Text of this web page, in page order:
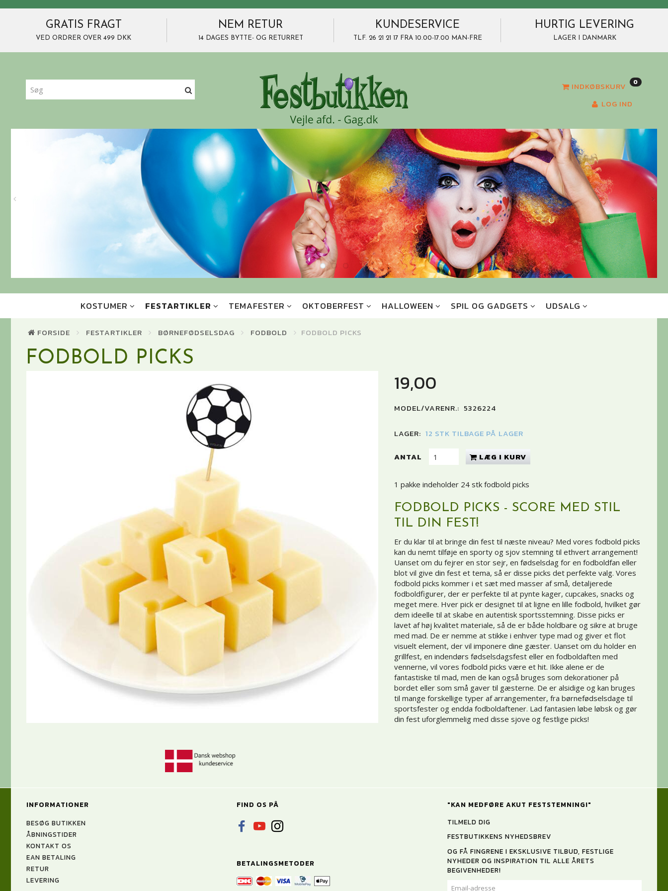
GRATIS FRAGT
VED ORDRER OVER 499 DKK
NEM RETUR
14 DAGES BYTTE- OG RETURRET
KUNDESERVICE
TLF. 26 21 21 17 FRA 10.00-17.00 MAN-FRE
HURTIG LEVERING
LAGER I DANMARK
INDKØBSKURV 0
LOG IND
KOSTUMER FESTARTIKLER TEMAFESTER OKTOBERFEST HALLOWEEN SPIL OG GADGETS UDSALG
FORSIDE FESTARTIKLER BØRNEFØDSELSDAG FODBOLD FODBOLD PICKS
FODBOLD PICKS
19,00
MODEL/VARENR.: 5326224
LAGER: 12 STK TILBAGE PÅ LAGER
ANTAL LÆG I KURV
1 pakke indeholder 24 stk fodbold picks
FODBOLD PICKS - SCORE MED STIL
TIL DIN FEST!
Er du klar til at bringe din fest til næste niveau? Med vores fodbold picks
kan du nemt tilføje en sporty og sjov stemning til ethvert arrangement!
Uanset om du fejrer en stor sejr, en fødselsdag for en fodboldfan eller
blot vil give din fest et tema, så er disse picks det perfekte valg. Vores
fodbold picks kommer i et sæt med masser af små, detaljerede
fodboldfigurer, der er perfekte til at pynte kager, cupcakes, snacks og
meget mere. Hver pick er designet til at ligne en lille fodbold, hvilket gør
dem ideelle til at skabe en autentisk sportsstemning. Disse picks er
lavet af høj kvalitet materiale, så de er både holdbare og sikre at bruge
med mad. De er nemme at stikke i enhver type mad og giver et flot
visuelt element, der vil imponere dine gæster. Uanset om du holder en
grillfest, en indendørs fødselsdagsfest eller en fodboldaften med
vennerne, vil vores fodbold picks være et hit. Ikke alene er de
fantastiske til mad, men de kan også bruges som dekorationer på
bordet eller som små gaver til gæsterne. De er alsidige og kan bruges
til mange forskellige typer af arrangementer, fra børnefødselsdage til
sportsfester og endda fodboldaftener. Lad fantasien løbe løbsk og gør
din fest uforglemmelig med disse sjove og festlige picks!
INFORMATIONER
BESØG BUTIKKEN
ÅBNINGSTIDER
KONTAKT OS
EAN BETALING
RETUR
LEVERING
FIND OS PÅ
BETALINGSMETODER
"KAN MEDFØRE AKUT FESTSTEMNING!"
TILMELD DIG
FESTBUTIKKENS NYHEDSBREV
OG FÅ FINGRENE I EKSKLUSIVE TILBUD, FESTLIGE
NYHEDER OG INSPIRATION TIL ALLE ÅRETS
BEGIVENHEDER!
EMAIL-